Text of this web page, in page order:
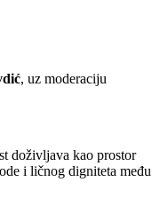
, uz moderaciju
doživljava kao prostor
i ličnog digniteta među